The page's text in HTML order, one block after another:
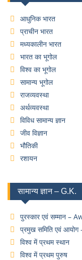
आधुनिक भारत
प्राचीन भारत
मध्यकालीन भारत
भारत का भूगोल
विश्व का भूगोल
सामान्य भूगोल
राजव्यवस्था
अर्थव्यवस्था
विविध सामान्य ज्ञान
जीव विज्ञान
भौतिकी
रशायन
सामान्य ज्ञान – G.K.
पुरस्कार एवं सम्मान –
प्रमुख समिति एवं
विश्व में प्रथम स्थान
विश्व में प्रथम पुरुष